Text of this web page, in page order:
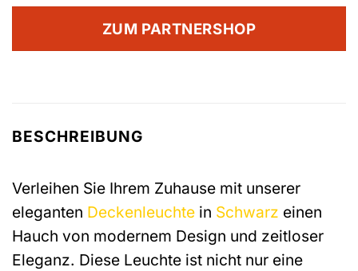
ZUM PARTNERSHOP
BESCHREIBUNG
Verleihen Sie Ihrem Zuhause mit unserer
eleganten Deckenleuchte in Schwarz einen
Hauch von modernem Design und zeitloser
Eleganz. Diese Leuchte ist nicht nur eine